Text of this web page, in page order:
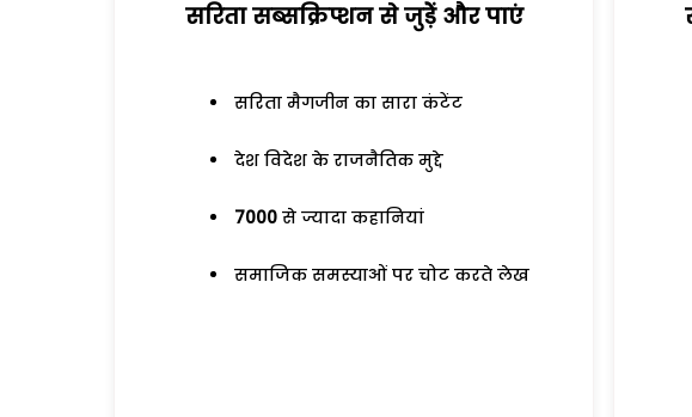
सरिता सब्सक्रिप्शन से जुड़ेें और पाएं
सरिता मैगजीन का सारा कंटेंट
देश विदेश के राजनैतिक मुद्दे
7000 से ज्यादा कहानियां
समाजिक समस्याओं पर चोट करते लेख